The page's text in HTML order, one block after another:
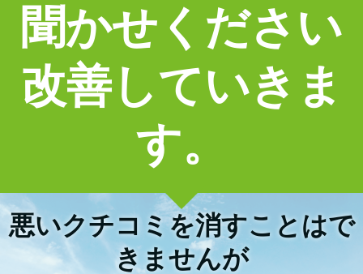
聞かせください
改善していきま
す。
悪いクチコミを消すことはで
きませんが